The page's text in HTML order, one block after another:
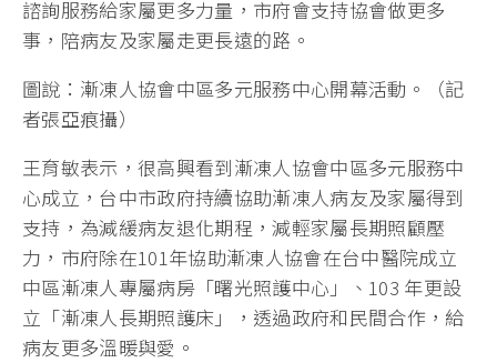
諮詢服務給家屬更多力量，市府會支持協會做更多
事，陪病友及家屬走更長遠的路。
圖說：漸凍人協會中區多元服務中心開幕活動。（記
者張亞痕攝）
王育敏表示，很高興看到漸凍人協會中區多元服務中
心成立，台中市政府持續協助漸凍人病友及家屬得到
支持，為減緩病友退化期程，減輕家屬長期照顧壓
力，市府除在101年協助漸凍人協會在台中醫院成立
中區漸凍人專屬病房「曙光照護中心」、103 年更設
立「漸凍人長期照護床」，透過政府和民間合作，給
病友更多溫暖與愛。